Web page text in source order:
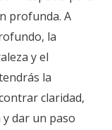
profunda. A
la
y el
la
claridad,
dar un paso